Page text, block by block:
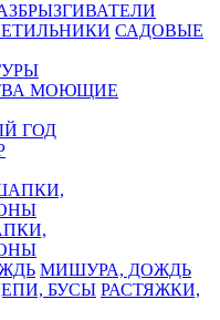
САДОВЫЕ
МОЮЩИЕ
ГОД
МИШУРА, ДОЖДЬ
РАСТЯЖКИ,